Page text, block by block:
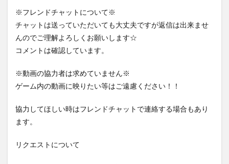
※フレンドチャットについて※
チャットは送っていただいても大丈夫ですが返信は出来ませ
んのでご理解よろしくお願いします☆
コメントは確認しています。
※動画の協力者は求めていません※
ゲーム内の動画に映りたい等はご遠慮ください！！
協力してほしい時はフレンドチャットで連絡する場合もあり
ます。
リクエストについて